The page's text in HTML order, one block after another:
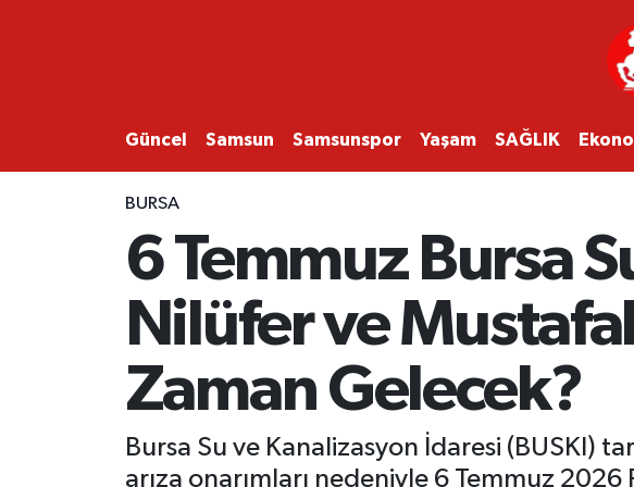
Güncel Samsun Samsunspor Yaşam SAĞLIK
BURSA
6 Temmuz Bursa
Nilüfer ve
Zaman Gelecek?
Bursa Su ve Kanalizasyon İdaresi (BUSKI)
arıza onarımları nedeniyle 6 Temmuz
SAMSUN
SAMSUNSPOR
EKONOMİ